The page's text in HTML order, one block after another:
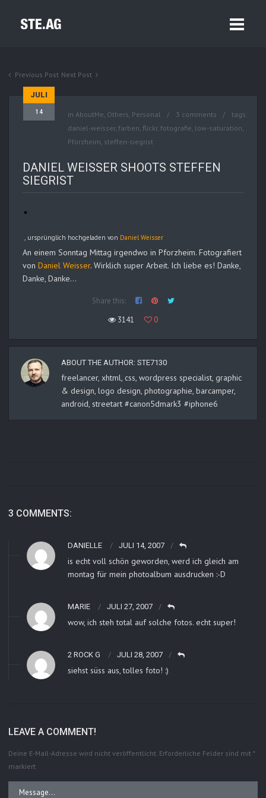
Previous Post Next Post
JULI
14 in AboutMe, Others, Personal 3 comments
tags:
daniel-weisser, farben, flickr, fotografie, low-saturation,
Pforzheim, steffen-siegrist
DANIEL WEISSER SHOOTS STEFFEN
SIEGRIST
, ursprünglich hochgeladen von Daniel Weisser
An einem Sonntag Mittag irgendwo in Pforzheim. Fotografiert
von Daniel Weisser. Wirklich super Arbeit. Ich liebe es! Danke,
Danke, Danke…
Share this:
3141
0
ABOUT THE AUTHOR: STE7130
freelancer, xhtml, css, wordpress specialist, graphic
& design, logo design, photographie, barcamper,
android, streetart #canon5dmark3 #iphone6
3 COMMENTS:
DANIELLE JULI 14, 2007
is echt voll schön geworden, werd ich gleich am
montag für mein photoalbum ausdrucken :-D
MARIE JULI 27, 2007
wow, ich steh total auf solche fotos. echt super!
2 ROCK G JULI 28, 2007
siehst süss aus, tolles foto! :)
LEAVE A COMMENT!
Deine E-Mail-Adresse wird nicht veröffentlicht. Erforderliche Felder sind mit *
markiert